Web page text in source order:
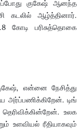
குகேஷ் ஆனந்த
கடலில் ஆழ்த்தினார்.
கோடி பரிசுத்தொகை
என்னை நேசித்து
அர்ப்பணிக்கிறேன். டிங்
உலக
உளவியல் ரீதியாகவும்